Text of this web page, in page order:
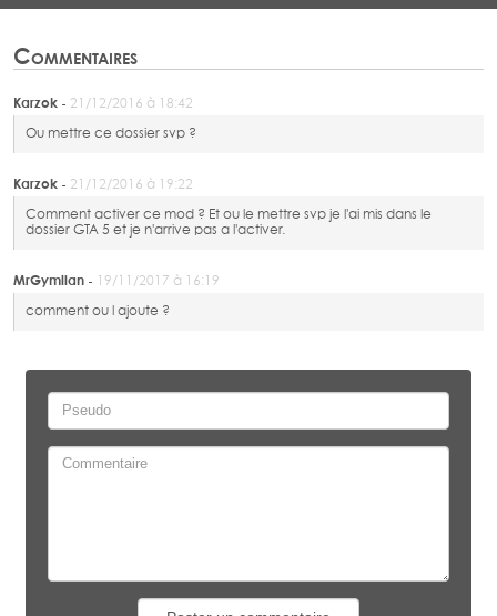
Commentaires
Karzok - 21/12/2016 à 18:42
Ou mettre ce dossier svp ?
Karzok - 21/12/2016 à 19:22
Comment activer ce mod ? Et ou le mettre svp je l'ai mis dans le
dossier GTA 5 et je n'arrive pas a l'activer.
MrGymlian - 19/11/2017 à 16:19
comment ou l ajoute ?